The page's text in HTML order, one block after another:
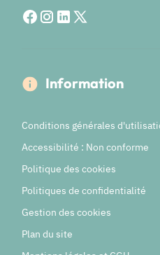
Information
Conditions générales
Accessibilité : Non conforme
Politique des cookies
Politiques de confidentialité
Gestion des cookies
Plan du site